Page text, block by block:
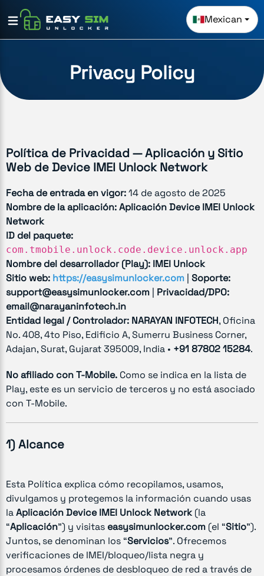
Mexican
Privacy Policy
Política de Privacidad — Aplicación y Sitio
Web de Device IMEI Unlock Network
Fecha de entrada en vigor:14 de agosto de 2025
Nombre de la aplicación:Aplicación Device IMEI Unlock
Network
ID del paquete:
com.tmobile.unlock.code.device.unlock.app
Nombre del desarrollador (Play): IMEI Unlock
Sitio web: https://easysimunlocker.com Soporte:
support@easysimunlocker.com
Privacidad/DPO:
email@narayaninfotech.in
Entidad legal / Controlador: NARAYAN INFOTECH, Oficina
No. 408, 4to Piso, Edificio A, Sumerru Business Corner,
Adajan, Surat, Gujarat 395009, India • +91 87802 15284.
No afiliado con T-Mobile. Como se indica en la lista de
Play, este es un servicio de terceros y no está asociado
con T-Mobile.
1) Alcance
Esta Política explica cómo recopilamos, usamos,
divulgamos y protegemos la información cuando usas
laAplicación Device IMEI Unlock Network (la
“Aplicación”) y visitas easysimunlocker.com (el “Sitio”).
Juntos, se denominan los “Servicios”. Ofrecemos
verificaciones de IMEI/bloqueo/lista negra y
procesamos órdenes de desbloqueo de red a través de